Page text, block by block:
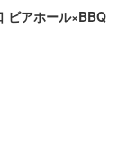
ビアホール×BBQ